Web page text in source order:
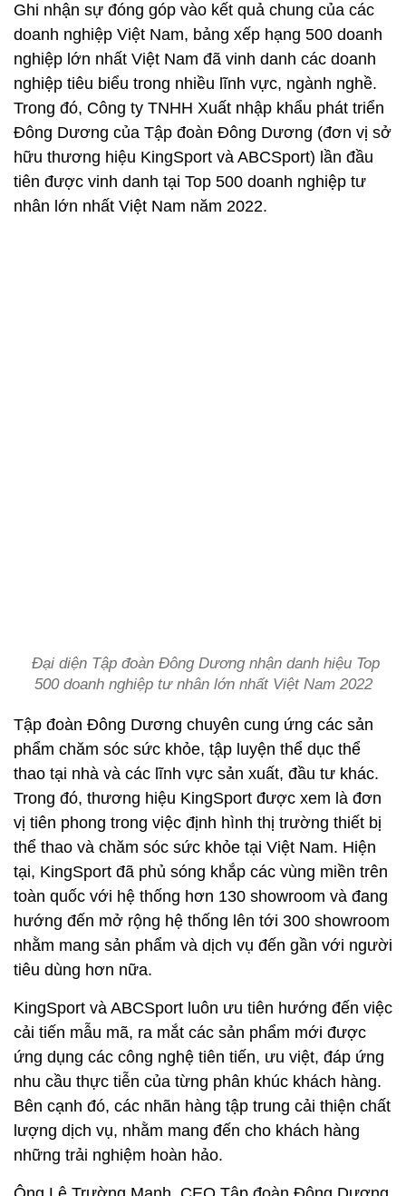
Ghi nhận sự đóng góp vào kết quả chung của các
doanh nghiệp Việt Nam, bảng xếp hạng 500 doanh
nghiệp lớn nhất Việt Nam đã vinh danh các doanh
nghiệp tiêu biểu trong nhiều lĩnh vực, ngành nghề.
Trong đó, Công ty TNHH Xuất nhập khẩu phát triển
Đông Dương của Tập đoàn Đông Dương (đơn vị sở
hữu thương hiệu KingSport và ABCSport) lần đầu
tiên được vinh danh tại Top 500 doanh nghiệp tư
nhân lớn nhất Việt Nam năm 2022.
Đại diện Tập đoàn Đông Dương nhận danh hiệu Top
500 doanh nghiệp tư nhân lớn nhất Việt Nam 2022
Tập đoàn Đông Dương chuyên cung ứng các sản
phẩm chăm sóc sức khỏe, tập luyện thể dục thể
thao tại nhà và các lĩnh vực sản xuất, đầu tư khác.
Trong đó, thương hiệu KingSport được xem là đơn
vị tiên phong trong việc định hình thị trường thiết bị
thể thao và chăm sóc sức khỏe tại Việt Nam. Hiện
tại, KingSport đã phủ sóng khắp các vùng miền trên
toàn quốc với hệ thống hơn 130 showroom và đang
hướng đến mở rộng hệ thống lên tới 300 showroom
nhằm mang sản phẩm và dịch vụ đến gần với người
tiêu dùng hơn nữa.
KingSport và ABCSport luôn ưu tiên hướng đến việc
cải tiến mẫu mã, ra mắt các sản phẩm mới được
ứng dụng các công nghệ tiên tiến, ưu việt, đáp ứng
nhu cầu thực tiễn của từng phân khúc khách hàng.
Bên cạnh đó, các nhãn hàng tập trung cải thiện chất
lượng dịch vụ, nhằm mang đến cho khách hàng
những trải nghiệm hoàn hảo.